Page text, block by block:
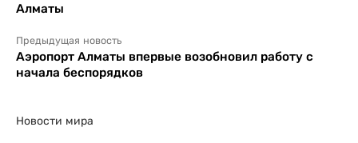
Алматы
Предыдущая новость
Аэропорт Алматы впервые возобновил работу с
начала беспорядков
Новости мира